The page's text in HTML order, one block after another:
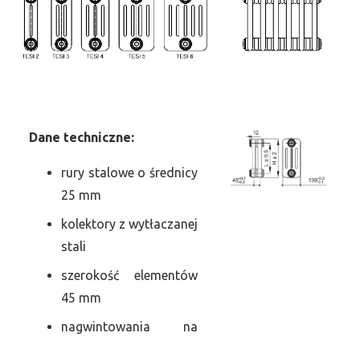
Dane techniczne:
rury stalowe o średnicy
25 mm
kolektory z wytłaczanej
stali
szerokość elementów
45 mm
nagwintowania na